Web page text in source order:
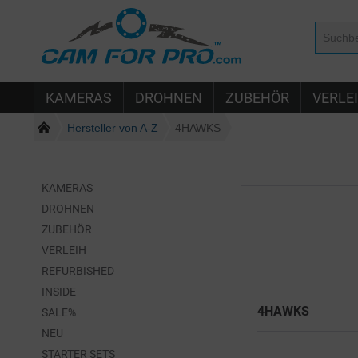
KAMERAS DROHNEN ZUBEHÖR
Hersteller von A-Z 4HAWKS
KAMERAS
DROHNEN
ZUBEHÖR
VERLEIH
REFURBISHED
INSIDE
SALE%
NEU
STARTER SETS
4HAWKS